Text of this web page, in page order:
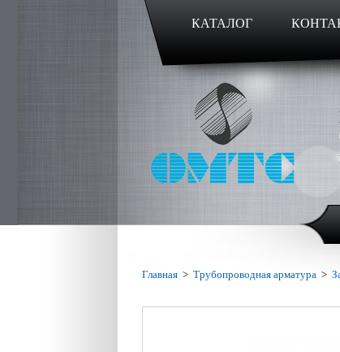
КАТАЛОГ
Главная > Трубопроводная арматура >